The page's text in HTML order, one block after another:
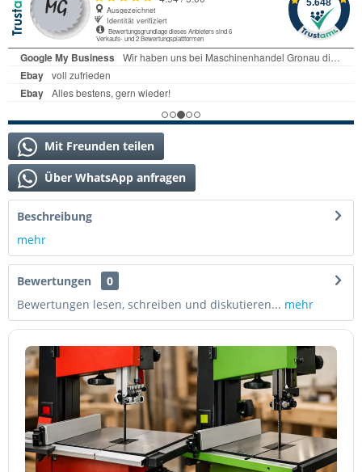
Mit Freunden teilen
Über WhatsApp anfragen
Beschreibung
mehr
Bewertungen
0
Bewertungen lesen, schreiben und diskutieren... mehr